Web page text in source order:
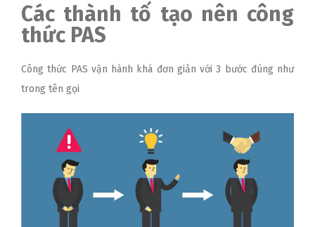
Các thành tố tạo nên công
thức PAS
Công thức PAS vận hành khá đơn giản với 3 bước đúng như
trong tên gọi